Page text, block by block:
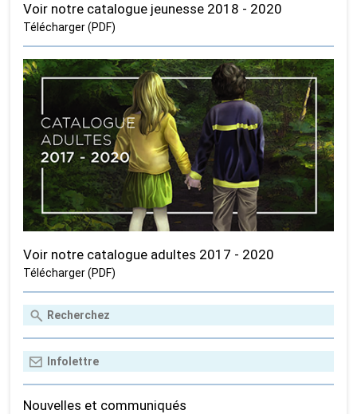
Voir notre catalogue jeunesse 2018 - 2020
Télécharger (PDF)
Voir notre catalogue adultes 2017 - 2020
Télécharger (PDF)
Nouvelles et communiqués